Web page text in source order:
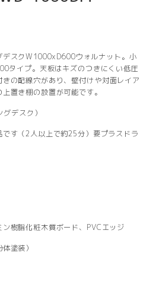
デスクW1000xD600ウォルナット。小
タイプ。天板はキズのつきにくい低圧
の配線穴があり、壁付けや対面レイア
置き棚の設置が可能です。
デスク）
です（2人以上で約25分）要プラスドラ
樹脂化粧木質ボード、PVCエッジ
塗装）